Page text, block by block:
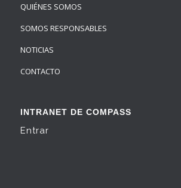
QUIÉNES SOMOS
SOMOS RESPONSABLES
NOTICIAS
CONTACTO
INTRANET DE COMPASS
Entrar